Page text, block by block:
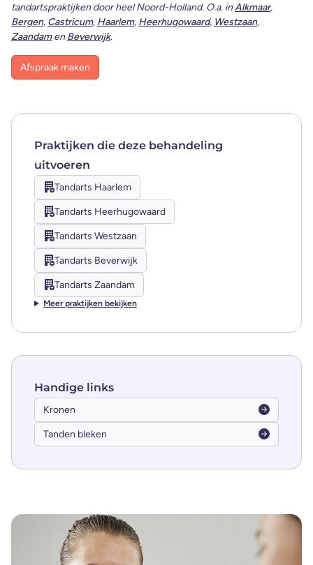
tandartspraktijken door heel Noord-Holland. O.a. inAlkmaar,
Bergen, Castricum, Haarlem, Heerhugowaard, Westzaan,
ZaandamenBeverwijk.
Afspraak maken
Praktijken die deze behandeling
uitvoeren
Tandarts Haarlem
Tandarts Heerhugowaard
Tandarts Westzaan
Tandarts Beverwijk
Tandarts Zaandam
Meer praktijken bekijken
Handige links
Kronen
Tanden bleken